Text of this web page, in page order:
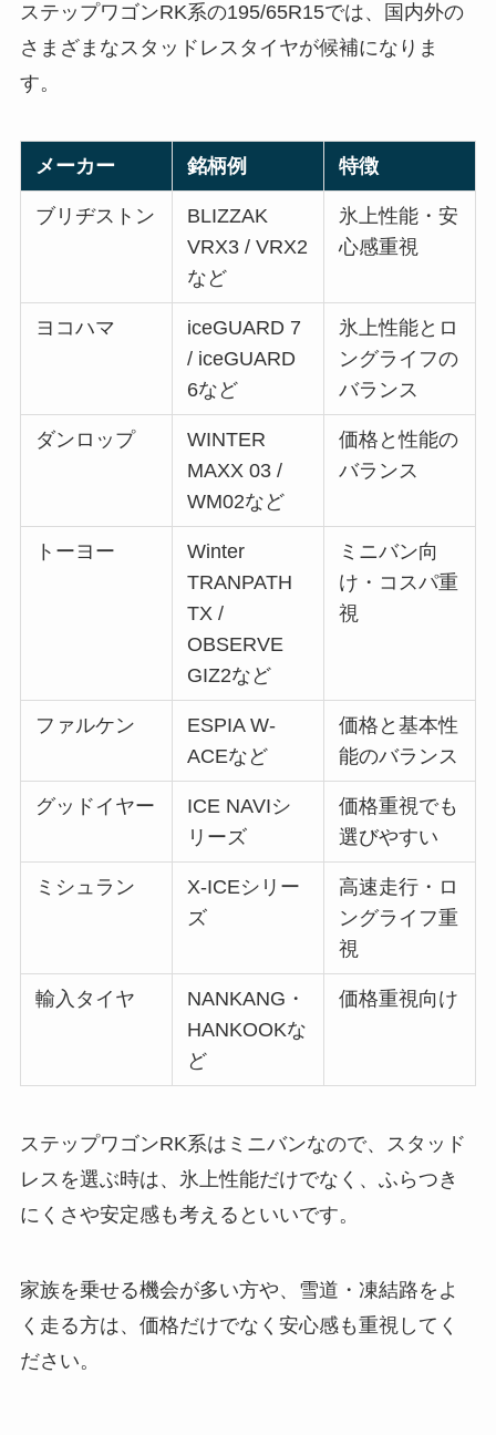
ステップワゴンRK系の195/65R15では、国内外の
さまざまなスタッドレスタイヤが候補になりま
す。
メーカー 銘柄例 特徴
ブリヂストン
BLIZZAK
VRX3 / VRX2
など
氷上性能・安
心感重視
ヨコハマ
iceGUARD 7
/ iceGUARD
6など
氷上性能とロ
ングライフの
バランス
ダンロップ
WINTER
MAXX 03 /
WM02など
価格と性能の
バランス
トーヨー
Winter
TRANPATH
TX /
OBSERVE
GIZ2など
ミニバン向
け・コスパ重
視
ファルケン
ESPIA W-
ACEなど
価格と基本性
能のバランス
グッドイヤー
ICE NAVIシ
リーズ
価格重視でも
選びやすい
ミシュラン
X-ICEシリー
ズ
高速走行・ロ
ングライフ重
視
輸入タイヤ
NANKANG・
HANKOOKな
ど
価格重視向け
ステップワゴンRK系はミニバンなので、スタッド
レスを選ぶ時は、氷上性能だけでなく、ふらつき
にくさや安定感も考えるといいです。
家族を乗せる機会が多い方や、雪道・凍結路をよ
く走る方は、価格だけでなく安心感も重視してく
ださい。